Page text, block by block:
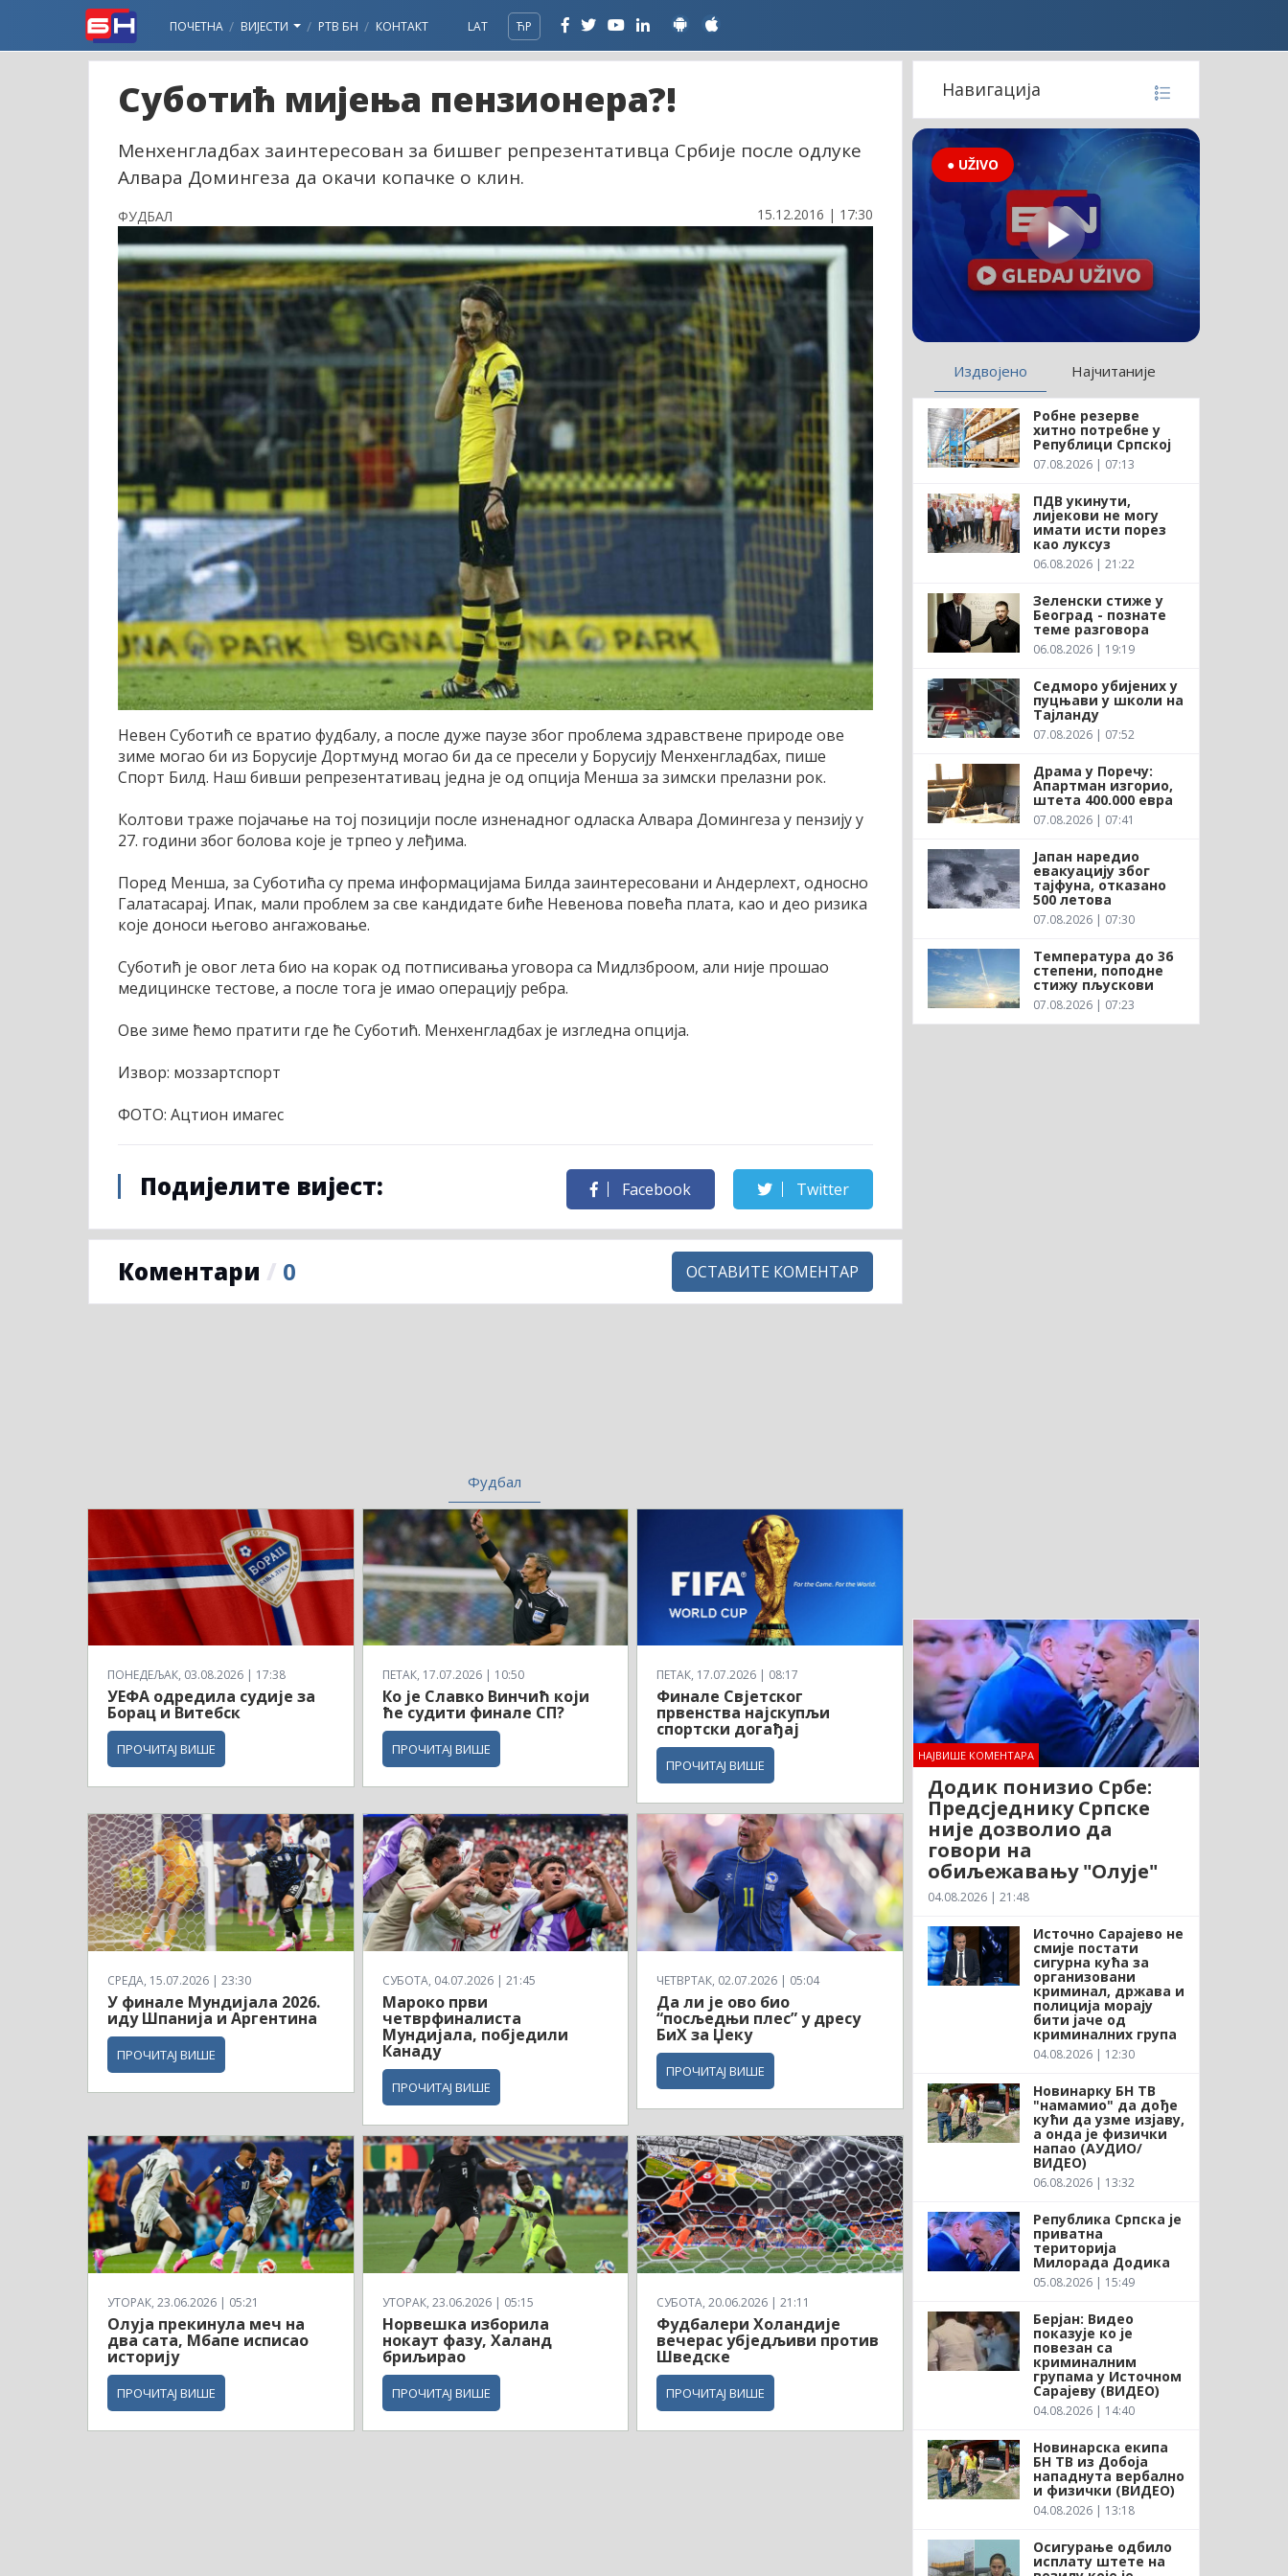
ПОЧЕТНА ВИЈЕСТИ РТВ БН КОНТАКТ LAT ЋР
Суботић мијења пензионера?!
Менхенгладбах заинтересован за бишвег репрезентативца Србије после одлуке
Алвара Домингеза да окачи копачке о клин.
ФУДБАЛ 15.12.2016 | 17:30
Невен Суботић се вратио фудбалу, а после дуже паузе због проблема здравствене природе ове
зиме могао би из Борусије Дортмунд могао би да се пресели у Борусију Менхенгладбах, пише
Спорт Билд. Наш бивши репрезентативац једна је од опција Менша за зимски прелазни рок.
Колтови траже појачање на тој позицији после изненадног одласка Алвара Домингеза у пензију у
27. години због болова које је трпео у леђима.
Поред Менша, за Суботића су према информацијама Билда заинтересовани и Андерлехт, односно
Галатасарај. Ипак, мали проблем за све кандидате биће Невенова повећа плата, као и део ризика
које доноси његово ангажовање.
Суботић је овог лета био на корак од потписивања уговора са Мидлзброом, али није прошао
медицинске тестове, а после тога је имао операцију ребра.
Ове зиме ћемо пратити где ће Суботић. Менхенгладбах је изгледна опција.
Извор: моззартспорт
ФОТО: Ацтион имагес
Подијелите вијест: Facebook Twitter
Коментари / 0 ОСТАВИТЕ КОМЕНТАР
Фудбал
ПОНЕДЕЉАК, 03.08.2026 | 17:38
УЕФА одредила судије за
Борац и Витебск
ПРОЧИТАЈ ВИШЕ
ПЕТАК, 17.07.2026 | 10:50
Ко је Славко Винчић који
ће судити финале СП?
ПРОЧИТАЈ ВИШЕ
ПЕТАК, 17.07.2026 | 08:17
Финале Свјетског
првенства најскупљи
спортски догађај
ПРОЧИТАЈ ВИШЕ
СРЕДА, 15.07.2026 | 23:30
У финале Мундијала 2026.
иду Шпанија и Аргентина
ПРОЧИТАЈ ВИШЕ
СУБОТА, 04.07.2026 | 21:45
Мароко први
четврфиналиста
Мундијала, побједили
Канаду
ПРОЧИТАЈ ВИШЕ
ЧЕТВРТАК, 02.07.2026 | 05:04
Да ли је ово био
“посљедњи плес” у дресу
БиХ за Џеку
ПРОЧИТАЈ ВИШЕ
УТОРАК, 23.06.2026 | 05:21
Олуја прекинула меч на
два сата, Мбапе исписао
историју
ПРОЧИТАЈ ВИШЕ
УТОРАК, 23.06.2026 | 05:15
Норвешка изборила
нокаут фазу, Халанд
бриљирао
ПРОЧИТАЈ ВИШЕ
СУБОТА, 20.06.2026 | 21:11
Фудбалери Холандије
вечерас убједљиви против
Шведске
ПРОЧИТАЈ ВИШЕ
Навигација
● UŽIVO
Издвојено Најчитаније
Робне резерве
хитно потребне у
Републици Српској
07.08.2026 | 07:13
ПДВ укинути,
лијекови не могу
имати исти порез
као луксуз
06.08.2026 | 21:22
Зеленски стиже у
Београд - познате
теме разговора
06.08.2026 | 19:19
Седморо убијених у
пуцњави у школи на
Тајланду
07.08.2026 | 07:52
Драма у Поречу:
Апартман изгорио,
штета 400.000 евра
07.08.2026 | 07:41
Јапан наредио
евакуацију због
тајфуна, отказано
500 летова
07.08.2026 | 07:30
Температура до 36
степени, поподне
стижу пљускови
07.08.2026 | 07:23
НАЈВИШЕ КОМЕНТАРА
Додик понизио Србе:
Предсједнику Српске
није дозволио да
говори на
обиљежавању "Олује"
04.08.2026 | 21:48
Источно Сарајево не
смије постати
сигурна кућа за
организовани
криминал, држава и
полиција морају
бити јаче од
криминалних група
04.08.2026 | 12:30
Новинарку БН ТВ
"намамио" да дође
кући да узме изјаву,
а онда је физички
напао (АУДИО/
ВИДЕО)
06.08.2026 | 13:32
Република Српска је
приватна
територија
Милорада Додика
05.08.2026 | 15:49
Берјан: Видео
показује ко је
повезан са
криминалним
групама у Источном
Сарајеву (ВИДЕО)
04.08.2026 | 14:40
Новинарска екипа
БН ТВ из Добоја
нападнута вербално
и физички (ВИДЕО)
04.08.2026 | 13:18
Осигурање одбило
исплату штете на